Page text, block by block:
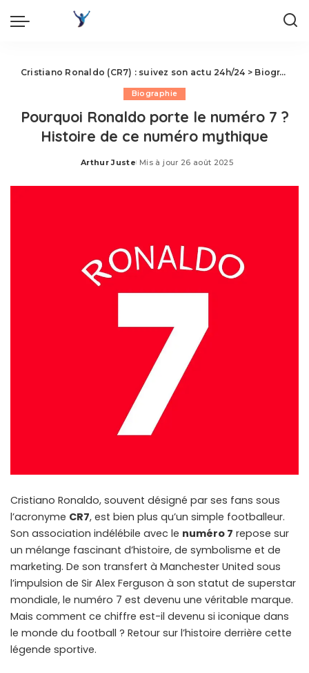
Cristiano Ronaldo (CR7) : suivez son actu 24h/24 > Biographie
Biographie
Pourquoi Ronaldo porte le numéro 7 ?
Histoire de ce numéro mythique
Posted
Arthur Juste Mis à jour 26 août 2025
Cristiano Ronaldo, souvent désigné par ses fans sous
l’acronyme CR7, est bien plus qu’un simple footballeur.
Son association indélébile avec le numéro 7 repose sur
un mélange fascinant d’histoire, de symbolisme et de
marketing. De son transfert à Manchester United sous
l’impulsion de Sir Alex Ferguson à son statut de superstar
mondiale, le numéro 7 est devenu une véritable marque.
Mais comment ce chiffre est-il devenu si iconique dans
le monde du football ? Retour sur l’histoire derrière cette
légende sportive.